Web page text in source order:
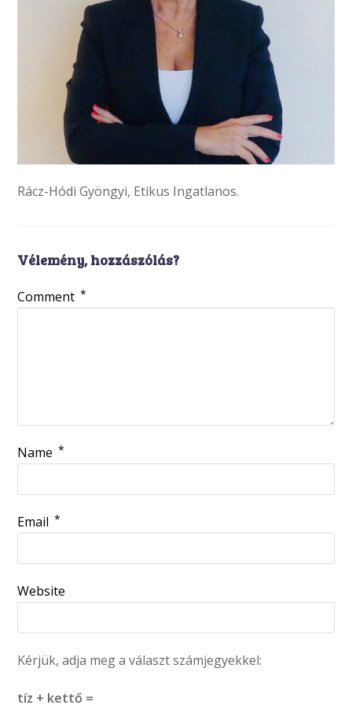
Rácz-Hódi Gyöngyi, Etikus Ingatlanos.
Vélemény, hozzászólás?
Comment *
Name *
Email *
Website
Kérjük, adja meg a választ számjegyekkel:
tíz + kettő =